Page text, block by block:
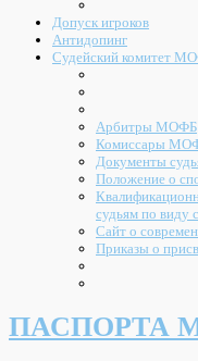
Допуск игроков
Антидопинг
Судейский комитет
Арбитры МОФБ
Комиссары
Документы
Положение о
судьям по виду
Сайт о
Приказы о
ПАСПОРТА